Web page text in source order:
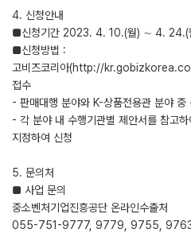
4. 신청안내
■신청기간 2023. 4. 10.(월) ∼ 4. 24.(
■신청방법 :
고비즈코리아(http://
접수
- 판매대행 분야와 K-상품전용관 분야 중
- 각 분야 내 수행기관별 제안서를 참고
지정하여 신청
5. 문의처
■ 사업 문의
중소벤처기업진흥공단 온라인수출처
055-751-9777, 9779, 9755,